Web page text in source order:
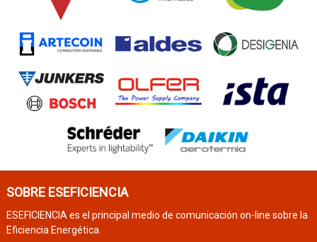
SOBRE ESEFICIENCIA
ESEFICIENCIA es el principal medio de comunicación on-line sobre la
Eficiencia Energética.